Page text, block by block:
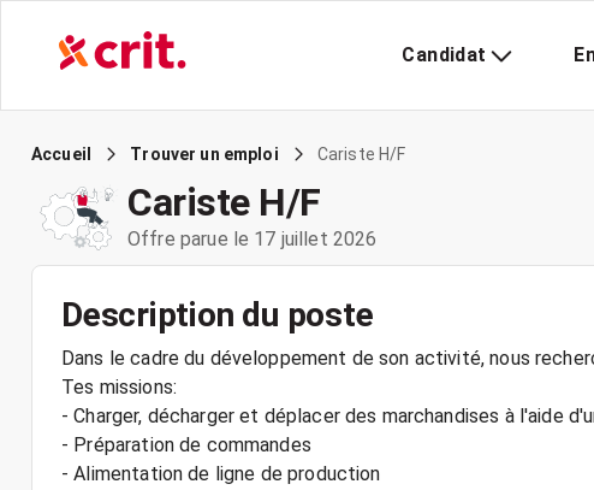
Candidat
Accueil Trouver un emploi Cariste H/F
Cariste H/F
Offre parue le 17 juillet 2026
Description du poste
Dans le cadre du développement de son activité, nous
Tes missions:
- Charger, décharger et déplacer des marchandises à l'aide
- Préparation de commandes
- Alimentation de ligne de production